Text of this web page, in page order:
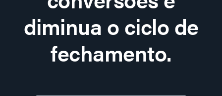
diminua o ciclo de
fechamento.